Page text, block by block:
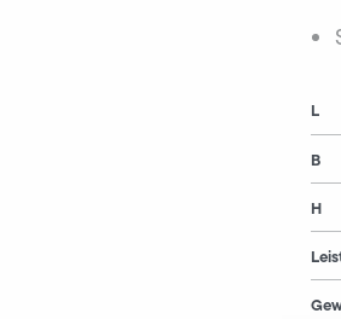
L
B
H